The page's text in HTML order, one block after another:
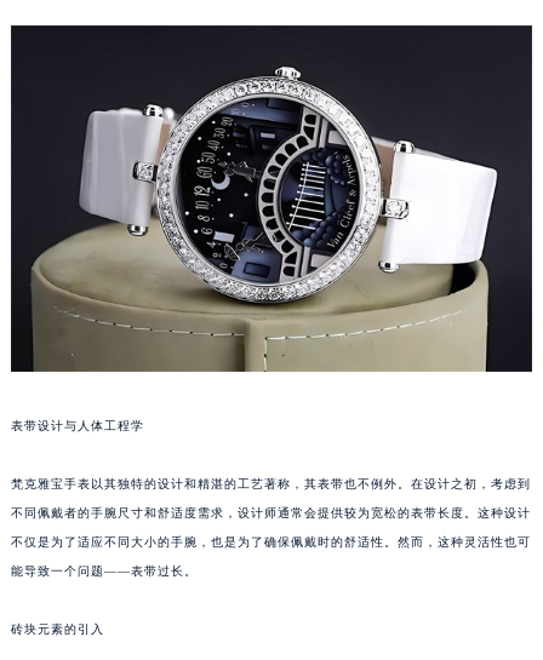
表带设计与人体工程学
梵克雅宝手表以其独特的设计和精湛的工艺著称，其表带也不例外。在设计之初，考虑到
不同佩戴者的手腕尺寸和舒适度需求，设计师通常会提供较为宽松的表带长度。这种设计
不仅是为了适应不同大小的手腕，也是为了确保佩戴时的舒适性。然而，这种灵活性也可
能导致一个问题——表带过长。
砖块元素的引入